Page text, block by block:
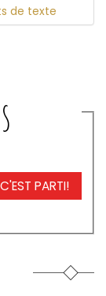
de texte
C'EST PARTI!